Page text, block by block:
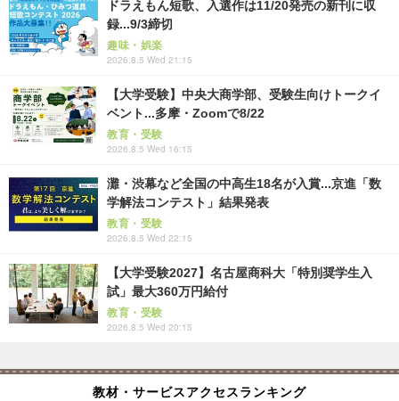
ドラえもん短歌、入選作は11/20発売の新刊に収
録...9/3締切
趣味・娯楽
2026.8.5 Wed 21:15
【大学受験】中央大商学部、受験生向けトークイ
ベント...多摩・Zoomで8/22
教育・受験
2026.8.5 Wed 16:15
灘・渋幕など全国の中高生18名が入賞...京進「数
学解法コンテスト」結果発表
教育・受験
2026.8.5 Wed 22:15
【大学受験2027】名古屋商科大「特別奨学生入
試」最大360万円給付
教育・受験
2026.8.5 Wed 20:15
教材・サービスアクセスランキング